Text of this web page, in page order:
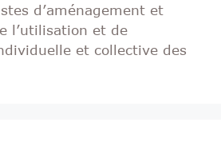
d’aménagement et
l’utilisation et de
et collective des